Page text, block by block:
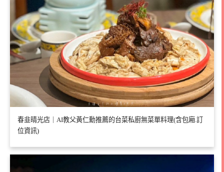
春韭晴光店｜AI教父黃仁勳推薦的台菜私廚無菜單料理(含包廂.訂
位資訊)